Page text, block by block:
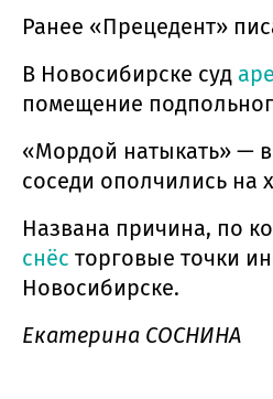
Ранее «Прецедент»
В Новосибирске суд
помещение
«Мордой натыкать» —
соседи ополчились на
Названа причина, по
снёс торговые точки
Новосибирске.
Екатерина СОСНИНА